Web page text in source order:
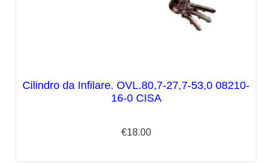
Cilindro da Infilare. OVL.80,7-27,7-53,0 08210-
16-0 CISA
€18.00